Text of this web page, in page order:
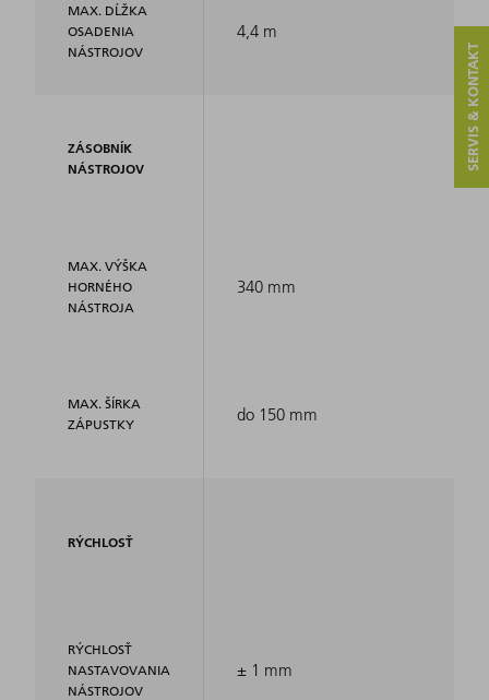
MAX. DĹŽKA
OSADENIA
NÁSTROJOV
ZÁSOBNÍK
NÁSTROJOV
MAX. VÝŠKA
HORNÉHO
NÁSTROJA
MAX. ŠÍRKA
ZÁPUSTKY
RÝCHLOSŤ
RÝCHLOSŤ
NASTAVOVANIA
NÁSTROJOV
4,4 m
340 mm
do 150 mm
± 1 mm
SERVIS & KONTAKT